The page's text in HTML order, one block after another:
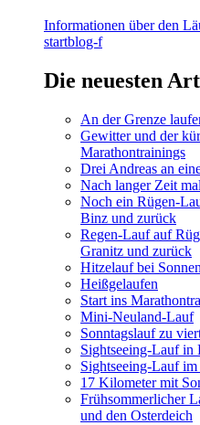
Informationen über den
startblog-f
Die neuesten
An der Grenze
Gewitter und der
Marathontrainings
Drei Andreas an
Nach langer Zeit
Noch ein Rügen-
Binz und zurück
Regen-Lauf auf
Granitz und zurück
Hitzelauf bei
Heißgelaufen
Start ins
Mini-Neuland-Lauf
Sonntagslauf zu
Sightseeing-Lauf in
Sightseeing-Lauf
17 Kilometer mit
Frühsommerlicher
und den Osterdeich